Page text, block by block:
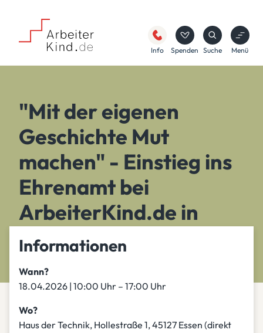
Info Spenden Suche Menü
"Mit der eigenen
Geschichte Mut
machen" - Einstieg ins
Ehrenamt bei
ArbeiterKind.de in
NRW-Mitte
Informationen
Wann?
18.04.2026 | 10:00 Uhr – 17:00 Uhr
Wo?
Haus der Technik, Hollestraße 1, 45127 Essen (direkt